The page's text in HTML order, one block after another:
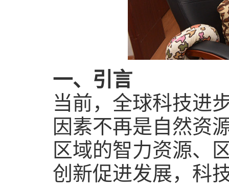
一、引言
当前，全球科技进
因素不再是自然资
区域的智力资源、
创新促进发展，科